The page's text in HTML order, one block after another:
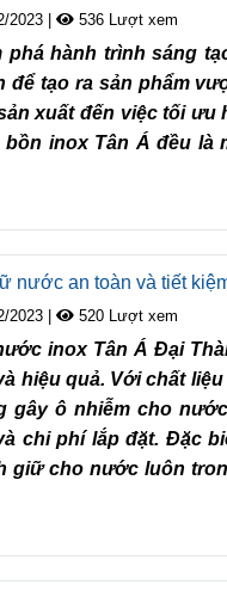
2023 536 Lượt xem
phá hành trình sáng
để tạo ra sản phẩm
xuất đến việc tối ưu
bồn inox Tân Á đều là
nước an toàn và tiết
2023 520 Lượt xem
inox Tân Á Đại
hiệu quả. Với chất
gây ô nhiễm cho
chi phí lắp đặt. Đặc
giữ cho nước luôn